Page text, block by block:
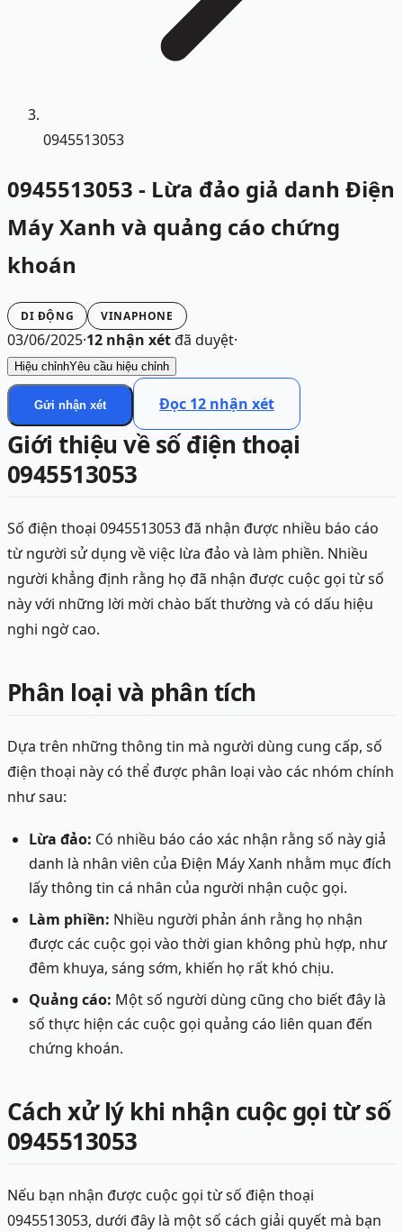
0945513053
0945513053 - Lừa đảo giả danh Điện
Máy Xanh và quảng cáo chứng
khoán
DI ĐỘNG VINAPHONE
03/06/2025·12 nhận xétđã duyệt·
Hiệu chỉnhYêu cầu hiệu chỉnh
Gửi nhận xét Đọc 12 nhận xét
Giới thiệu về số điện thoại
0945513053
Số điện thoại 0945513053 đã nhận được nhiều báo cáo
từ người sử dụng về việc lừa đảo và làm phiền. Nhiều
người khẳng định rằng họ đã nhận được cuộc gọi từ số
này với những lời mời chào bất thường và có dấu hiệu
nghi ngờ cao.
Phân loại và phân tích
Dựa trên những thông tin mà người dùng cung cấp, số
điện thoại này có thể được phân loại vào các nhóm chính
như sau:
Lừa đảo: Có nhiều báo cáo xác nhận rằng số này giả
danh là nhân viên của Điện Máy Xanh nhằm mục đích
lấy thông tin cá nhân của người nhận cuộc gọi.
Làm phiền: Nhiều người phản ánh rằng họ nhận
được các cuộc gọi vào thời gian không phù hợp, như
đêm khuya, sáng sớm, khiến họ rất khó chịu.
Quảng cáo: Một số người dùng cũng cho biết đây là
số thực hiện các cuộc gọi quảng cáo liên quan đến
chứng khoán.
Cách xử lý khi nhận cuộc gọi từ số
0945513053
Nếu bạn nhận được cuộc gọi từ số điện thoại
0945513053, dưới đây là một số cách giải quyết mà bạn